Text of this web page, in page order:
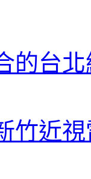
的台
竹近